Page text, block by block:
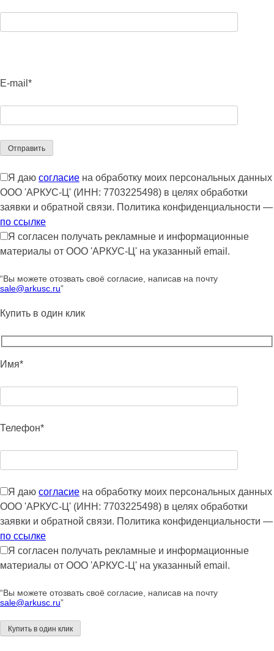
E-mail*
Я даю согласие на обработку моих персональных данных
ООО 'АРКУС-Ц' (ИНН: 7703225498) в целях обработки
заявки и обратной связи. Политика конфиденциальности —
по ссылке
Я согласен получать рекламные и информационные
материалы от ООО 'АРКУС-Ц' на указанный email.
“Вы можете отозвать своё согласие, написав на почту
sale@arkusc.ru”
Купить в один клик
Имя*
Телефон*
Я даю согласие на обработку моих персональных данных
ООО 'АРКУС-Ц' (ИНН: 7703225498) в целях обработки
заявки и обратной связи. Политика конфиденциальности —
по ссылке
Я согласен получать рекламные и информационные
материалы от ООО 'АРКУС-Ц' на указанный email.
“Вы можете отозвать своё согласие, написав на почту
sale@arkusc.ru”